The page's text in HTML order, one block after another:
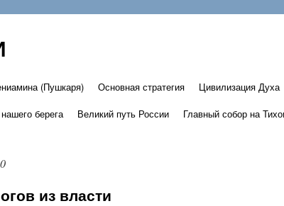
(Пушкаря) Основная стратегия Цивилизация Духа
берега Великий путь России Главный собор на
из власти